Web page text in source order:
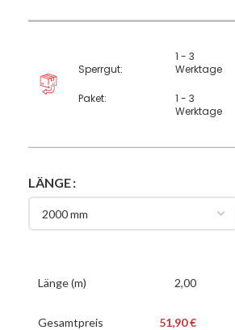
Sperrgut:
Paket:
1 - 3
Werktage
1 - 3
Werktage
LÄNGE
Länge (m) 2,00
Gesamtpreis 51,90 €